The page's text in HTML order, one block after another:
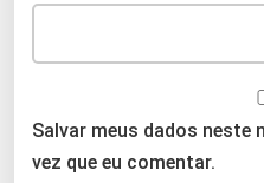
Salvar meus dados neste
vez que eu comentar.